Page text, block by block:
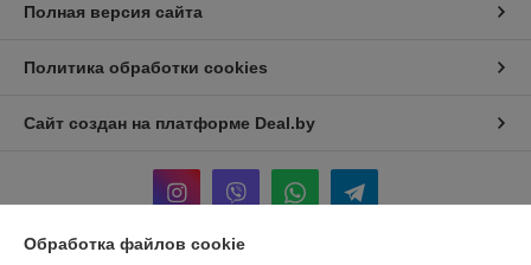
Полная версия сайта
Политика обработки cookies
Сайт создан на платформе Deal.by
Обработка файлов cookie